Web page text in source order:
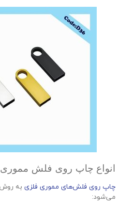
انواع چاپ روی فلش
چاپ روی فلش‌های مموری فلزی به
می‌شود: